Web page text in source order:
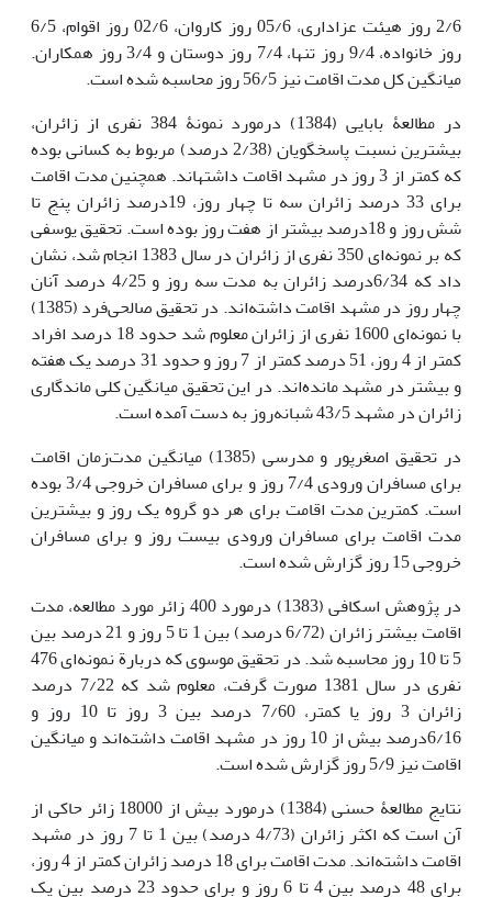
2/6 روز هیئت عزاداری، 05/6 روز کاروان، 02/6 روز اقوام، 6/5
روز خانواده، 9/4 روز تنها، 7/4 روز دوستان و 3/4 روز همکاران.
میانگین کل مدت اقامت نیز 56/5 روز محاسبه شده است.
در مطالعۀ بابایی (1384) درمورد نمونۀ 384 نفری از زائران،
بیشترین نسبت پاسخگویان (2/38 درصد) مربوط به کسانی بوده
که کمتر از 3 روز در مشهد اقامت داشته­اند. همچنین مدت اقامت
برای 33 درصد زائران سه تا چهار روز، 19درصد زائران پنج تا
شش روز و 18درصد بیشتر از هفت روز بوده است. تحقیق یوسفی
که بر نمونه‌ای 350 نفری از زائران در سال 1383 انجام شد، نشان
داد که 6/34درصد زائران به مدت سه روز و 4/25 درصد آنان
چهار روز در مشهد اقامت داشته‌اند. در تحقیق صالحی‌فرد (1385)
با نمونه‌ای 1600 نفری از زائران معلوم شد حدود 18 درصد افراد
کمتر از 4 روز، 51 درصد کمتر از 7 روز و حدود 31 درصد یک هفته
و بیشتر در مشهد مانده‌اند. در این تحقیق میانگین کلی ماندگاری
زائران در مشهد 43/5 شبانه‌روز به دست آمده است.
در تحقیق اصغرپور و مدرسی (1385) میانگین مدت‌زمان اقامت
برای مسافران ورودی 7/4 روز و برای مسافران خروجی 3/4 بوده
است. کمترین مدت اقامت برای هر دو گروه یک روز و بیشترین
مدت اقامت برای مسافران ورودی بیست روز و برای مسافران
خروجی 15 روز گزارش شده است.
در پژوهش اسکافی (1383) درمورد 400 زائر مورد مطالعه، مدت
اقامت بیشتر زائران (6/72 درصد) بین 1 تا 5 روز و 21 درصد بین
5 تا 10 روز محاسبه شد. در تحقیق موسوی که دربارة نمونه‌ای 476
نفری در سال 1381 صورت گرفت، معلوم شد که 7/22 درصد
زائران 3 روز یا کمتر، 7/60 درصد بین 3 روز تا 10 روز و
6/16درصد بیش از 10 روز در مشهد اقامت داشته‌اند و میانگین
اقامت نیز 5/9 روز گزارش شده است.
نتایج مطالعۀ حسنی (1384) درمورد بیش از 18000 زائر حاکی از
آن است که اکثر زائران (4/73 درصد) بین 1 تا 7 روز در مشهد
اقامت داشته‌اند. مدت اقامت برای 18 درصد زائران کمتر از 4 روز،
برای 48 درصد بین 4 تا 6 روز و برای حدود 23 درصد بین یک